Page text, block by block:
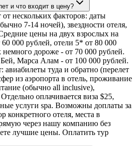
и что входит в цену?
от нескольких факторов: даты
7-14 ночей), звездности отеля,
цены на двух взрослых на
000 рублей, отели 5* от 80 000
дороже - от 70 000 рублей.
Марса Алам - от 100 000 рублей.
авиабилеты туда и обратно (перелет
из аэропорта в отель, проживание
(обычно all inclusive),
оплачивается виза $25,
услуги spa. Возможны доплаты за
конкретного отеля, места в
через нашу компанию без
лучшие цены. Оплатить тур